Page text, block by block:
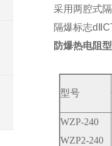
采用两腔式
隔爆标志
防爆热电阻
型号
WZP-240
WZP2-240